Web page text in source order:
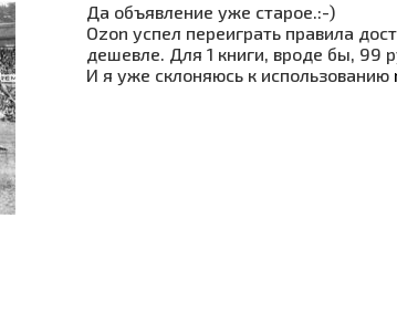
Да объявление уже старое.:-)
Ozon успел переиграть правила
дешевле. Для 1 книги, вроде бы, 99
И я уже склоняюсь к использованию